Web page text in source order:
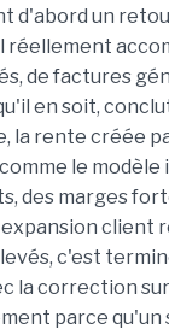
d'abord un
réellement
de factures
en soit,
la rente créée
le modèle
des marges
client
c'est
la correction
parce qu'un